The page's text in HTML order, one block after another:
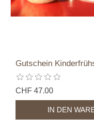
Gutschein
CHF 47.00